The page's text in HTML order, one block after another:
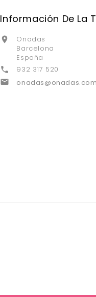
Información De La

Onadas
Barcelona
España
 932 317 520
 onadas@onadas.com